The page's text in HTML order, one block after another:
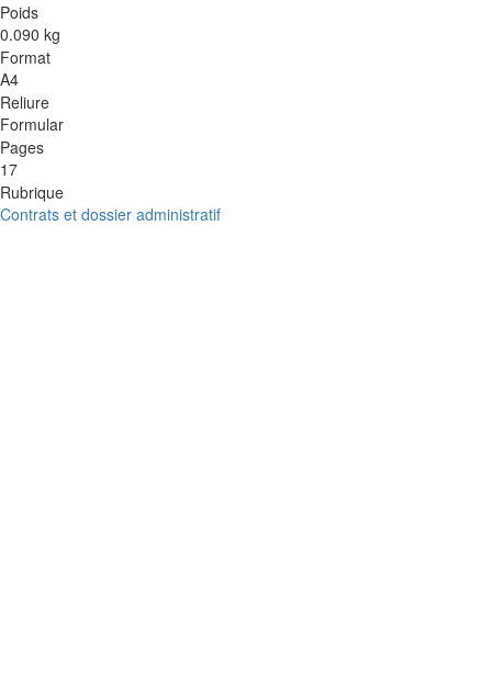
Poids
0.090 kg
Format
A4
Reliure
Formular
Pages
17
Rubrique
Contrats et dossier administratif